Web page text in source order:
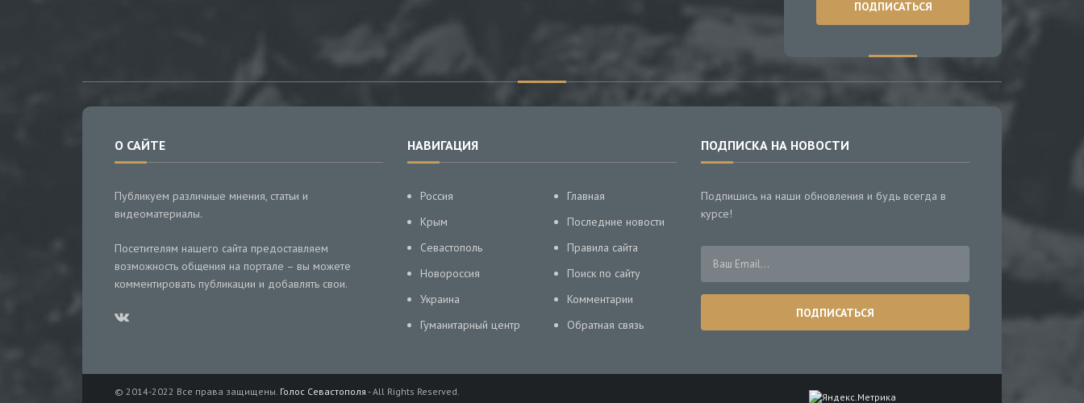
О САЙТЕ
Публикуем различные мнения, статьи и
видеоматериалы.
Посетителям нашего сайта предоставляем
возможность общения на портале – вы можете
комментировать публикации и добавлять свои.
НАВИГАЦИЯ
Россия
Крым
Севастополь
Новороссия
Украина
Гуманитарный центр
Главная
Последние новости
Правила сайта
Поиск по сайту
Комментарии
Обратная связь
ПОДПИСКА НА НОВОСТИ
Подпишись на наши обновления и будь всегда в
курсе!
© 2014-2022 Все права защищены. Голос Севастополя - All Rights Reserved.